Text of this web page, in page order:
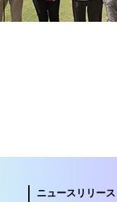
ニュースリリース